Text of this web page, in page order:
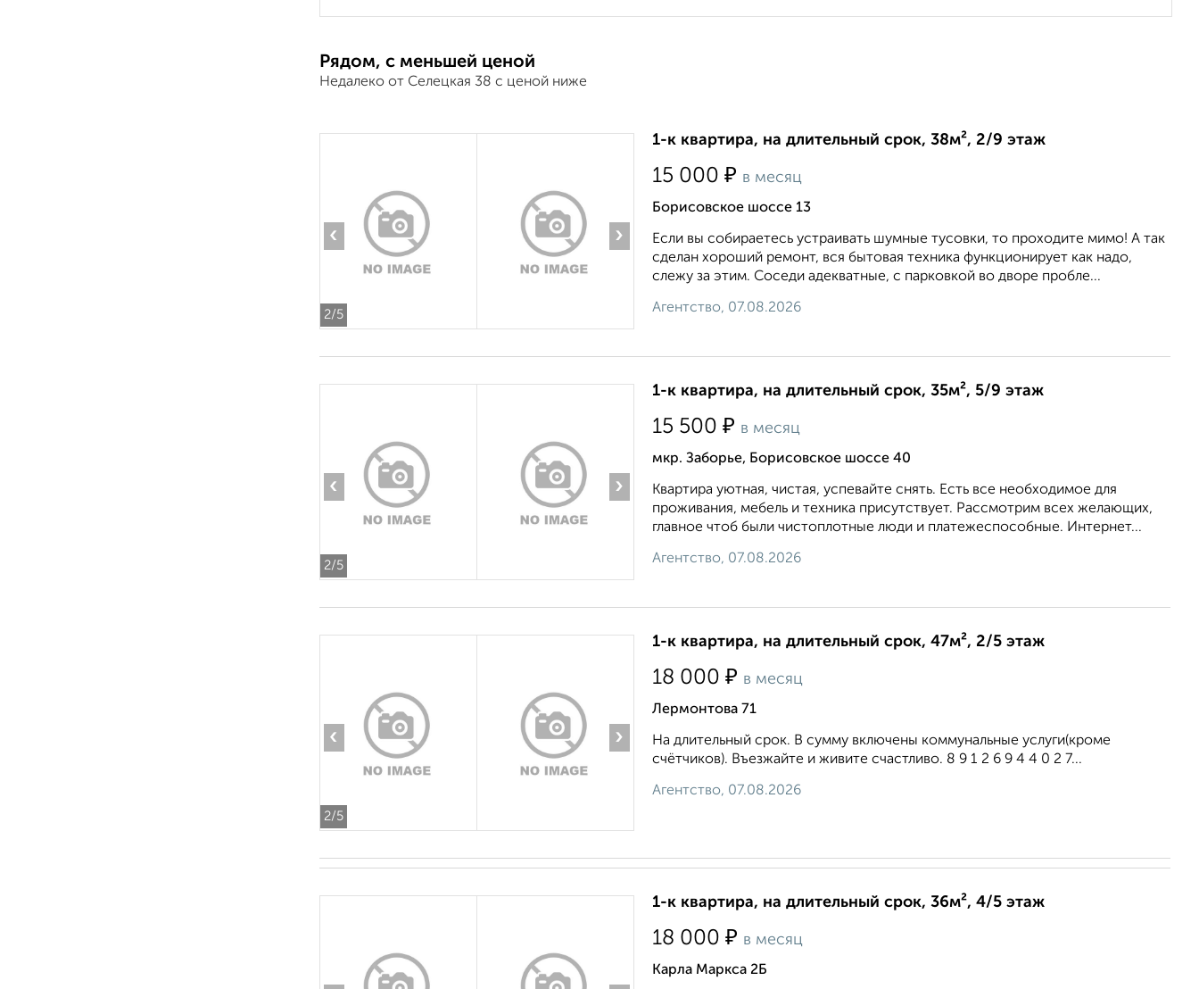
Рядом, с меньшей ценой
Недалеко от Селецкая 38 с ценой ниже
2/5
‹ ›
1-к квартира, на длительный срок, 38м², 2/9 этаж
15 000 ₽ в месяц
Борисовское шоссе 13
Если вы собираетесь устраивать шумные тусовки, то проходите мимо! А так
сделан хороший ремонт, вся бытовая техника функционирует как надо,
слежу за этим. Соседи адекватные, с парковкой во дворе пробле...
Агентство, 07.08.2026
2/5
‹ ›
1-к квартира, на длительный срок, 35м², 5/9 этаж
15 500 ₽ в месяц
мкр. Заборье, Борисовское шоссе 40
Квартира уютная, чистая, успевайте снять. Есть все необходимое для
проживания, мебель и техника присутствует. Рассмотрим всех желающих,
главное чтоб были чистоплотные люди и платежеспособные. Интернет...
Агентство, 07.08.2026
2/5
‹ ›
1-к квартира, на длительный срок, 47м², 2/5 этаж
18 000 ₽ в месяц
Лермонтова 71
На длительный срок. В сумму включены коммунальные услуги(кроме
счётчиков). Въезжайте и живите счастливо. 8 9 1 2 6 9 4 4 0 2 7...
Агентство, 07.08.2026
1-к квартира, на длительный срок, 36м², 4/5 этаж
18 000 ₽ в месяц
Карла Маркса 2Б